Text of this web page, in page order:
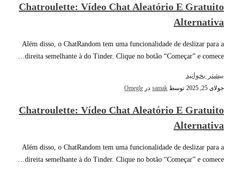
Chatroulette: Vídeo Chat Aleatório E Gratuito
Alternativa
Além disso, o ChatRandom tem uma funcionalidade de deslizar para a
direita semelhante à do Tinder. Clique no botão “Começar” e comece…
بیشتر بخوانید
جولای 25, 2025 توسط samak در Omegle
Chatroulette: Vídeo Chat Aleatório E Gratuito
Alternativa
Além disso, o ChatRandom tem uma funcionalidade de deslizar para a
direita semelhante à do Tinder. Clique no botão “Começar” e comece…